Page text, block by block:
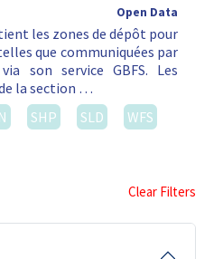
Open Data
les zones de dépôt pour
que communiquées par
son service GBFS. Les
la section …
SHP SLD
WFS
Clear Filters